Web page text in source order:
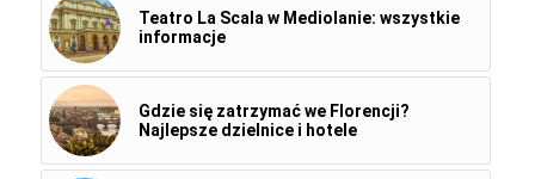
Teatro La Scala w Mediolanie: wszystkie
informacje
Gdzie się zatrzymać we Florencji?
Najlepsze dzielnice i hotele